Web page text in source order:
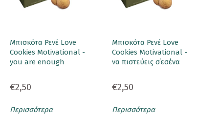
Μπισκότα Ρενέ Love
Cookies Motivational -
you are enough
€2,50
Περισσότερα
Μπισκότα Ρενέ Love
Cookies Motivational -
να πιστεύεις σ΄εσένα
€2,50
Περισσότερα